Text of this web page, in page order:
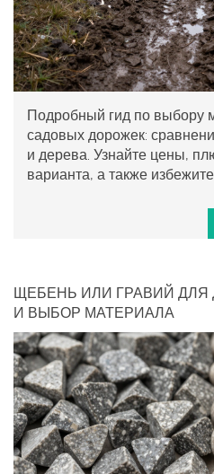
Подробный гид по выбору
садовых дорожек:
и дерева. Узнайте цены,
варианта, а также
ЩЕБЕНЬ ИЛИ ГРАВИЙ
И ВЫБОР МАТЕРИАЛА